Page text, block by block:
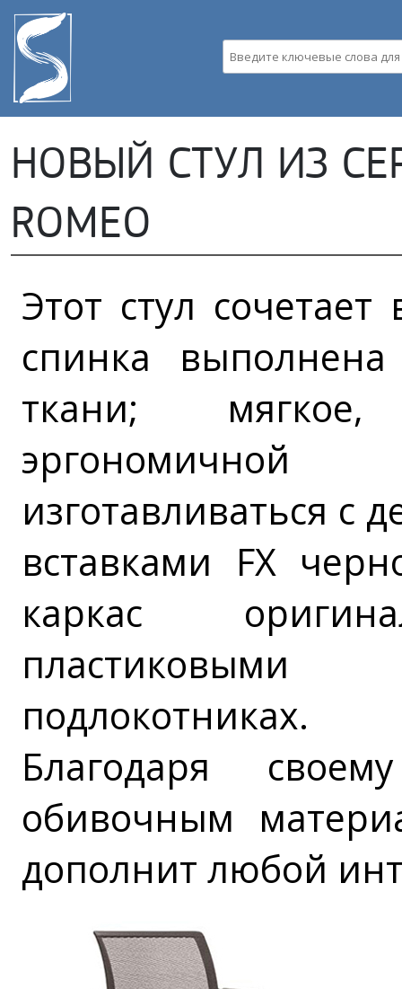
НОВЫЙ СТУЛ ИЗ
ROMEO
Этот стул
спинка
ткани;
изготавливаться с
вставками FX
каркас
подлокотниках.
Благодаря
обивочным
дополнит любой